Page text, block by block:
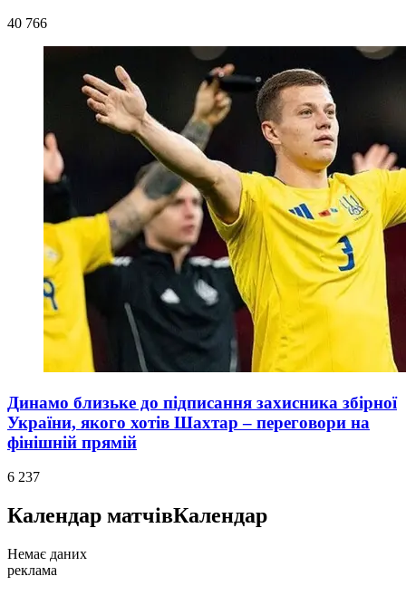
40 766
Динамо близьке до підписання захисника збірної
України, якого хотів Шахтар – переговори на
фінішній прямій
6 237
Календар матчівКалендар
Немає даних
реклама